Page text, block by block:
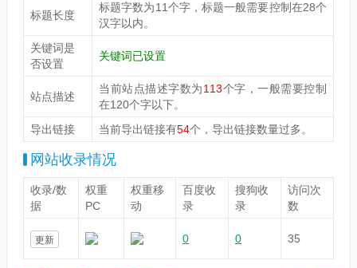
标题长度
标题字数为11个字，标题一般需要控制在28个
汉字以内。
关键词是
否设置
关键词已设置
站点描述
当前站点描述字数为113个字，一般需要控制
在120个字以下。
导出链接
当前导出链接有54个，导出链接数量过多。
网站收录情况
收录/数
据
权重
PC
权重移
动
百度收
录
搜狗收
录
访问次
数
更新 0 0 35